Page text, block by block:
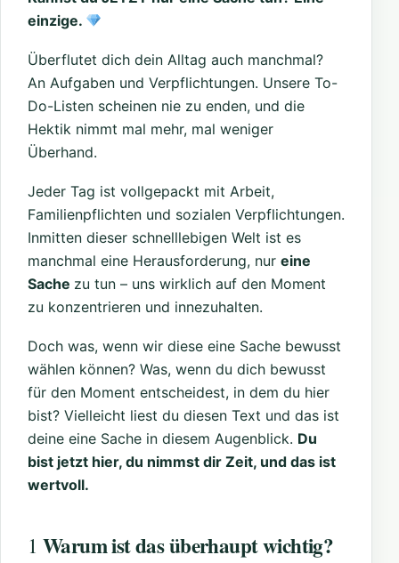
einzige.
Überflutet dich dein Alltag auch manchmal?
An Aufgaben und Verpflichtungen. Unsere To-
Do-Listen scheinen nie zu enden, und die
Hektik nimmt mal mehr, mal weniger
Überhand.
Jeder Tag ist vollgepackt mit Arbeit,
Familienpflichten und sozialen Verpflichtungen.
Inmitten dieser schnelllebigen Welt ist es
manchmal eine Herausforderung, nur eine
Sache zu tun – uns wirklich auf den Moment
zu konzentrieren und innezuhalten.
Doch was, wenn wir diese eine Sache bewusst
wählen können? Was, wenn du dich bewusst
für den Moment entscheidest, in dem du hier
bist? Vielleicht liest du diesen Text und das ist
deine eine Sache in diesem Augenblick. Du
bist jetzt hier, du nimmst dir Zeit, und das ist
wertvoll.
1 Warum ist das überhaupt wichtig?